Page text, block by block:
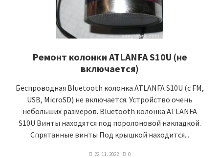
Ремонт колонки ATLANFA S10U (не
включается)
Беспроводная Bluetooth колонка ATLANFA S10U (с FM,
USB, MicroSD) не включается. Устройство очень
небольших размеров. Bluetooth колонка ATLANFA
S10U Винты находятся под поролоновой накладкой.
Спрятанные винты Под крышкой находится...
22. 11. 2022 0